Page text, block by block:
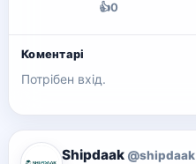
👍0
Коментарі
Потрібен вхід.
Shipdaak @shipdaak